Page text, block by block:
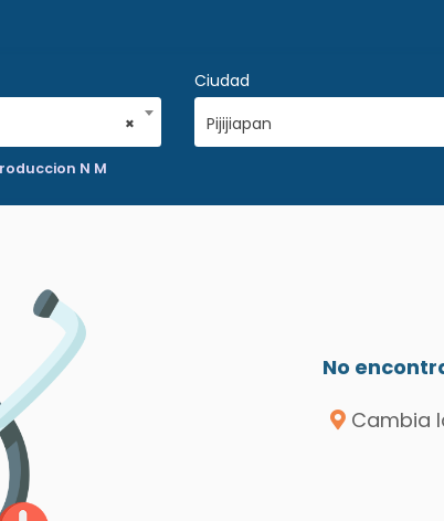
×
Ciudad
Pijijiapan
N M
No
Cambia